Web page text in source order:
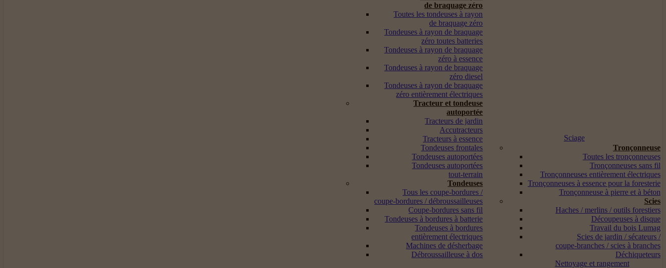
de braquage zéro
Toutes les tondeuses à rayon
de braquage zéro
Tondeuses à rayon de braquage
zéro toutes batteries
Tondeuses à rayon de braquage
zéro à essence
Tondeuses à rayon de braquage
zéro diesel
Tondeuses à rayon de braquage
zéro entièrement électriques
Tracteur et tondeuse
autoportée
Tracteurs de jardin
Accutracteurs
Tracteurs à essence
Tondeuses frontales
Tondeuses autoportées
Tondeuses autoportées
tout-terrain
Tondeuses
Tous les coupe-bordures /
coupe-bordures / débroussailleuses
Coupe-bordures sans fil
Tondeuses à bordures à batterie
Tondeuses à bordures
entièrement électriques
Machines de désherbage
Débroussailleuse à dos
Sciage
Tronçonneuse
Toutes les tronçonneuses
Tronçonneuses sans fil
Tronçonneuses entièrement électriques
Tronçonneuses à essence pour la foresterie
Tronçonneuse à pierre et à béton
Scies
Haches / merlins / outils forestiers
Découpeuses à disque
Travail du bois Lumag
Scies de jardin / sécateurs /
coupe-branches / scies à branches
Déchiqueteurs
Nettoyage et rangement